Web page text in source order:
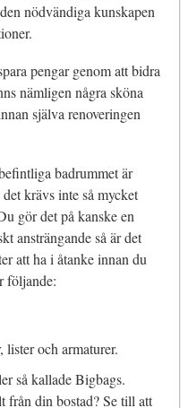
nödvändiga kunskapen
pengar genom att bidra
nämligen några sköna
själva renoveringen
badrummet är
krävs inte så mycket
gör det på kanske en
ansträngande så är det
att ha i åtanke innan du
följande:
lister och armaturer.
så kallade Bigbags.
din bostad? Se till att